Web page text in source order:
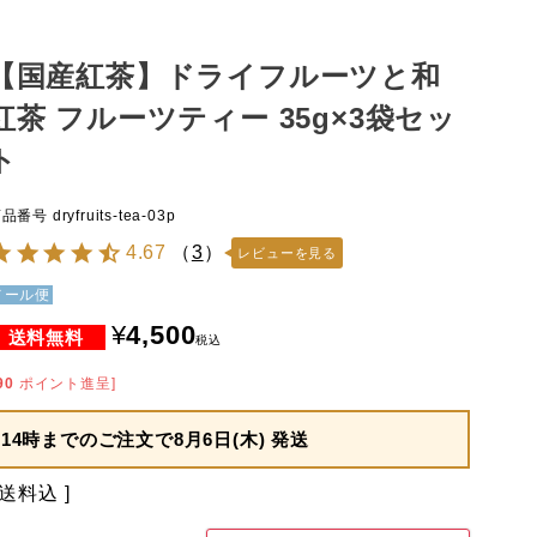
国産紅茶】ドライフルーツと和
茶 フルーツティー 35g×3袋セッ
番号 dryfruits-tea-03p
4.67 （3） レビューを見る
ール便
¥4,500税込
ポイント進呈]
14時までのご注文で8月6日(木) 発送
料込